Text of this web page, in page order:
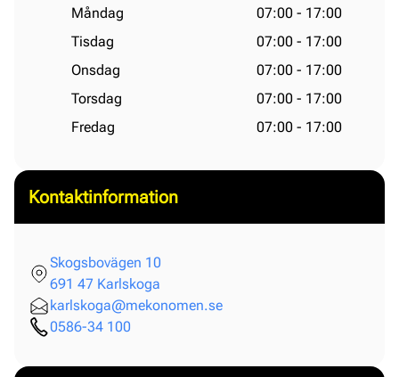
Måndag
07:00 - 17:00
Tisdag
07:00 - 17:00
Onsdag
07:00 - 17:00
Torsdag
07:00 - 17:00
Fredag
07:00 - 17:00
Kontaktinformation
Skogsbovägen 10
691 47 Karlskoga
karlskoga@mekonomen.se
0586-34 100